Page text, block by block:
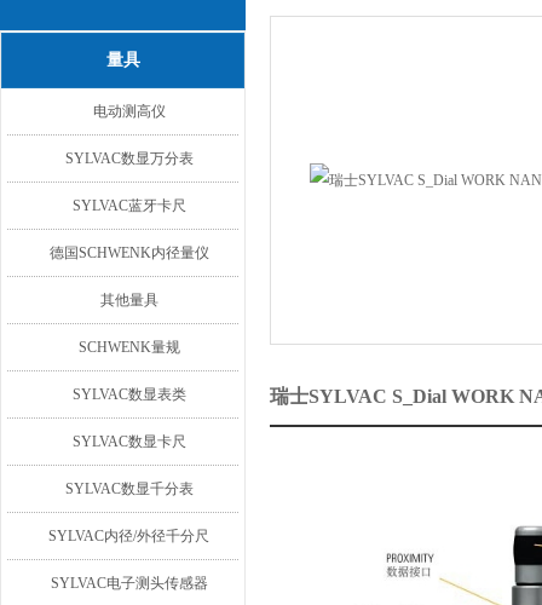
量具
电动测高仪
SYLVAC数显万分表
SYLVAC蓝牙卡尺
德国SCHWENK内径量仪
其他量具
SCHWENK量规
SYLVAC数显表类
SYLVAC数显卡尺
SYLVAC数显千分表
SYLVAC内径/外径千分尺
SYLVAC电子测头传感器
瑞士SYLVAC S_Dial WORK